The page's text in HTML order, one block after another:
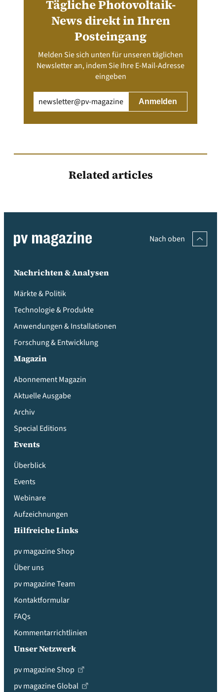
Tägliche Photovoltaik-
News direkt in Ihren
Posteingang
Melden Sie sich unten für unseren täglichen
Newsletter an, indem Sie Ihre E-Mail-Adresse
eingeben
(erforderlich)
Related articles
Nach oben
Nachrichten & Analysen
Märkte & Politik
Technologie & Produkte
Anwendungen & Installationen
Forschung & Entwicklung
Magazin
Abonnement Magazin
Aktuelle Ausgabe
Archiv
Special Editions
Events
Überblick
Events
Webinare
Aufzeichnungen
Hilfreiche Links
pv magazine Shop
Über uns
pv magazine Team
Kontaktformular
FAQs
Kommentarrichtlinien
Unser Netzwerk
pv magazine Shop
pv magazine Global